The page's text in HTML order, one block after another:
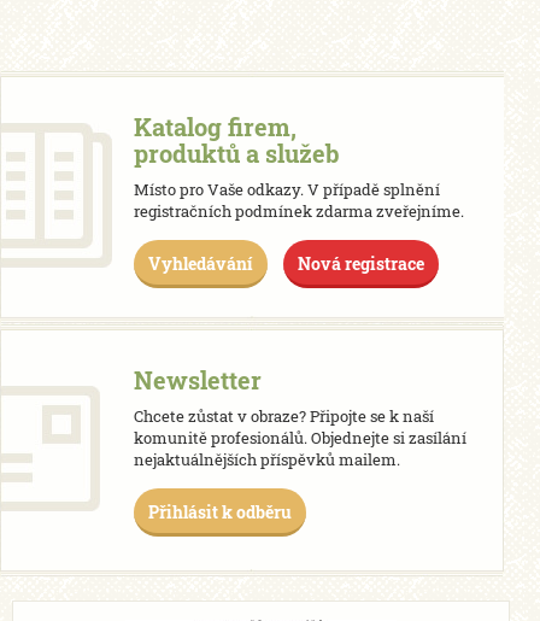
Katalog firem,
produktů a služeb
Místo pro Vaše odkazy. V případě splnění
registračních podmínek zdarma zveřejníme.
Vyhledávání Nová registrace
Newsletter
Chcete zůstat v obraze? Připojte se k naší
komunitě profesionálů. Objednejte si zasílání
nejaktuálnějších příspěvků mailem.
Přihlásit k odběru